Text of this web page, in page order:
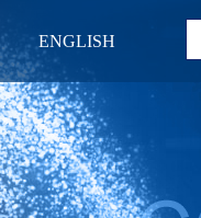
ENGLISH